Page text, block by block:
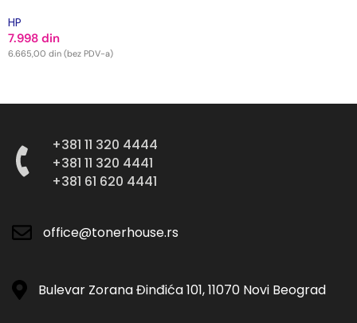
HP
7.998 din
6.665,00 din (bez PDV-a)
+381 11 320 4444
+381 11 320 4441
+381 61 620 4441
office@tonerhouse.rs
Bulevar Zorana Đinđića 101, 11070 Novi Beograd